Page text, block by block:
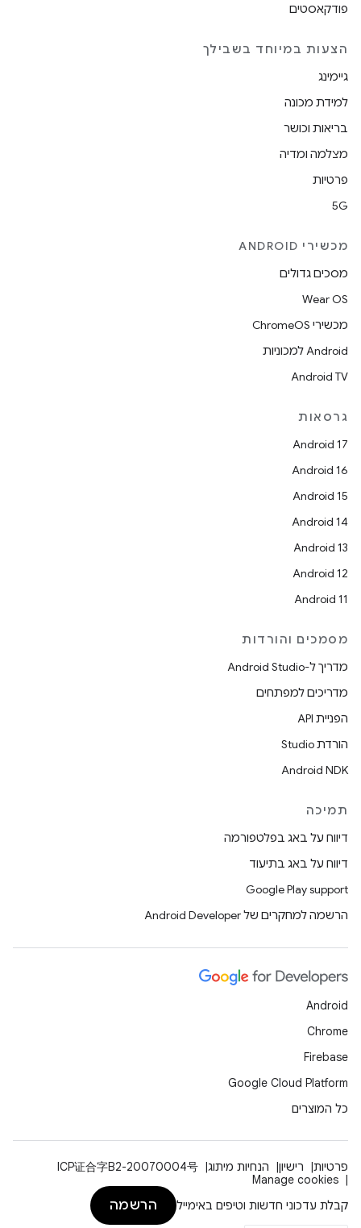
פודקאסטים
הצעות במיוחד בשבילך
גיימינג
למידת מכונה
בריאות וכושר
מצלמה ומדיה
פרטיות
5G
מכשירי ANDROID
מסכים גדולים
Wear OS
מכשירי ChromeOS
Android למכוניות
Android TV
גרסאות
Android 17
Android 16
Android 15
Android 14
Android 13
Android 12
Android 11
מסמכים והורדות
מדריך ל-Android Studio
מדריכים למפתחים
הפניית API
הורדת Studio
Android NDK
תמיכה
דיווח על באג בפלטפורמה
דיווח על באג בתיעוד
Google Play support
הרשמה למחקרים של Android Developer
Android
Chrome
Firebase
Google Cloud Platform
כל המוצרים
פרטיות רישיון הנחיות מיתוג
ICP证合字B2-20070004号
Manage cookies
קבלת עדכוני חדשות וטיפים באימייל
הרשמה